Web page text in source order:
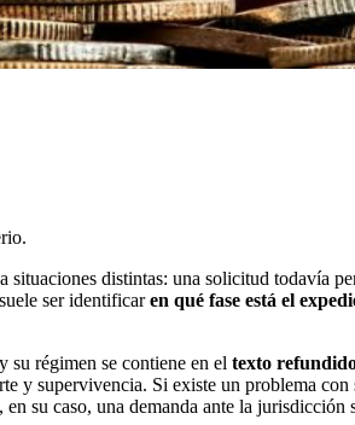
distintas: una solicitud todavía
ser identificaren qué fase está el
régimen se contiene en el texto
y supervivencia. Si existe un problema
su caso, una demanda ante la jurisdicción